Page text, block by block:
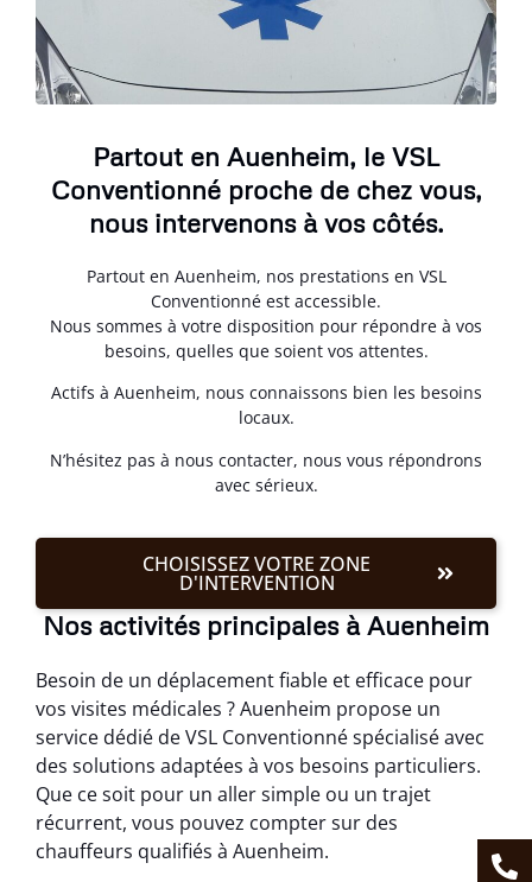
Partout en Auenheim, le VSL
Conventionné proche de chez vous,
nous intervenons à vos côtés.
Partout en Auenheim, nos prestations en VSL
Conventionné est accessible.
Nous sommes à votre disposition pour répondre à vos
besoins, quelles que soient vos attentes.
Actifs à Auenheim, nous connaissons bien les besoins
locaux.
N’hésitez pas à nous contacter, nous vous répondrons
avec sérieux.
CHOISISSEZ VOTRE ZONE
D'INTERVENTION
Nos activités principales à Auenheim
Besoin de un déplacement fiable et efficace pour
vos visites médicales ? Auenheim propose un
service dédié de VSL Conventionné spécialisé avec
des solutions adaptées à vos besoins particuliers.
Que ce soit pour un aller simple ou un trajet
récurrent, vous pouvez compter sur des
chauffeurs qualifiés à Auenheim.